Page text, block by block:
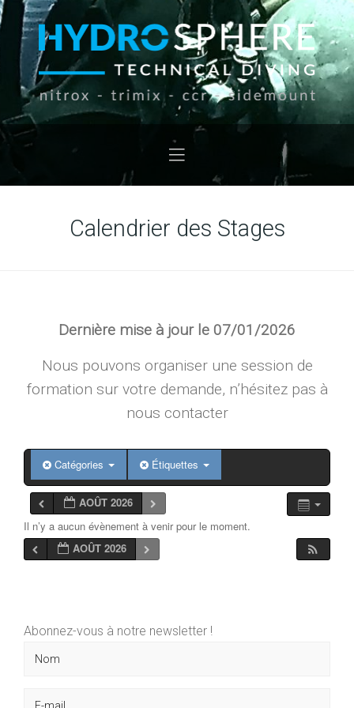
Calendrier des Stages
Dernière mise à jour le 07/01/2026
Nous pouvons organiser une session de
formation sur votre demande, n’hésitez pas à
nous contacter
Catégories Étiquettes
AOÛT 2026
Il n’y a aucun évènement à venir pour le moment.
AOÛT 2026
Abonnez-vous à notre newsletter !